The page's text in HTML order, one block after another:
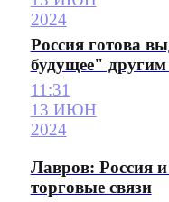
2024
Россия готова
будущее"
11:31
13 ИЮН
2024
Лавров: Россия
торговые связи